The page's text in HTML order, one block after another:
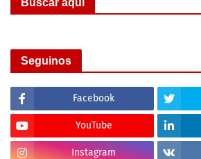
Buscar aqui
Seguinos
Facebook
YouTube
Instagram